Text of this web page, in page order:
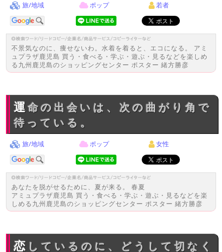
旅/地域 ポップ 若者
不景気なのに、痩せないわ。水着を着ると、エコになる。 アミ
ュプラザ鹿児島 買う・食べる・学ぶ・遊ぶ・見るなどを楽しめ
る九州鹿児島のショッピングセンター ポスター 緒方勝彦
運命の出会いは、次の曲がり角で
待っている。
旅/地域 ポップ 女性
あなたを脱がせるために、夏が来る。 春夏
アミュプラザ鹿児島 買う・食べる・学ぶ・遊ぶ・見るなどを楽
しめる九州鹿児島のショッピングセンター ポスター 緒方勝彦
恋しているのに、どうして切なく